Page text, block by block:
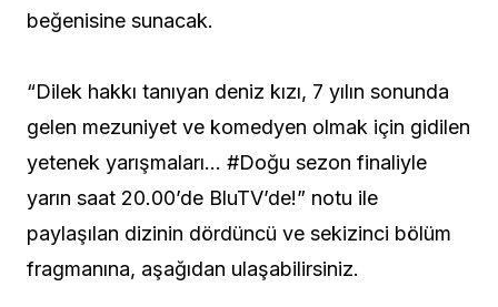
beğenisine sunacak.
“Dilek hakkı tanıyan deniz kızı, 7 yılın sonunda
gelen mezuniyet ve komedyen olmak için gidilen
yetenek yarışmaları… #Doğu​ sezon finaliyle
yarın saat 20.00’de BluTV’de!” notu ile
paylaşılan dizinin dördüncü ve sekizinci bölüm
fragmanına, aşağıdan ulaşabilirsiniz.